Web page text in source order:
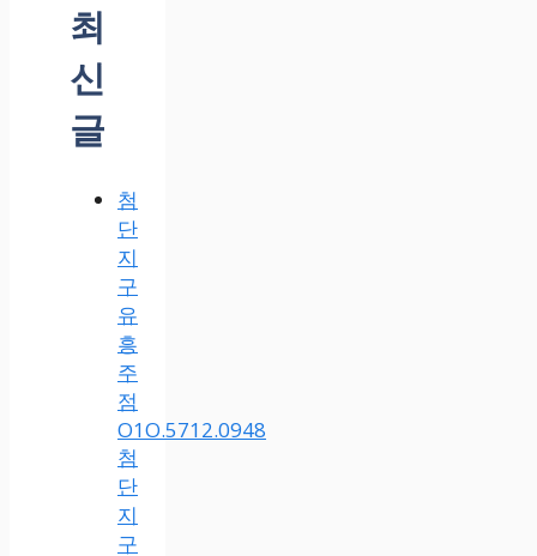
최
신
글
첨
단
지
구
유
흥
주
점
O1O.5712.0948
첨
단
지
구